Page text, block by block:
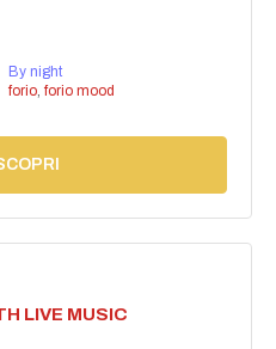
By night
forio, forio mood
LIVE MUSIC